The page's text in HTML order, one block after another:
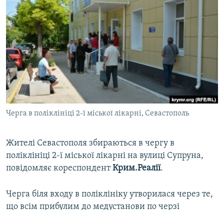
ВСЕ ЗА ДЕНЬ
СПЕЦПРОЕКТИ
ДЕПОРТАЦІЯ
ВІДЕОУРОКИ «ELIFBE»
СВІДЧЕННЯ ОКУПАЦІЇ
УКРАЇНСЬКА ПРОБЛЕМА КРИМУ
ІНФОГРАФІКА
ЯК ОБІЙТИ БЛОКУВАННЯ
Русский
Qırımtatar
ДОЛУЧАЙСЯ!
Усі сайти RFE/RL
Черга в поліклініці 2-ї міської лікарні, Севастополь
Жителі Севастополя збираються в чергу в
поліклініці 2-ї міської лікарні на вулиці Супруна,
повідомляє кореспондентКрим.Реалії.
Черга біля входу в поліклініку утворилася через те,
що всім прибулим до медустанови по черзі